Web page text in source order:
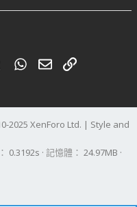
TumblrWhatsApp
電子郵件
連結
2025 XenForo Ltd. | Style and
0.3192s 記憶體 24.97MB